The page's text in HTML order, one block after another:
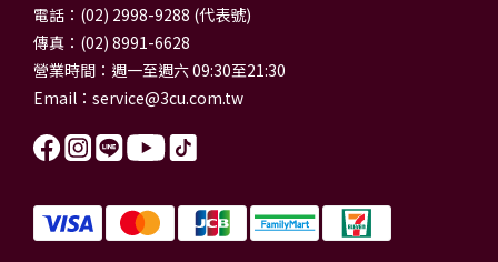
電話：(02) 2998-9288 (代表號)
傳真：(02) 8991-6628
營業時間：週一至週六 09:30至21:30
Email： service@3cu.com.tw